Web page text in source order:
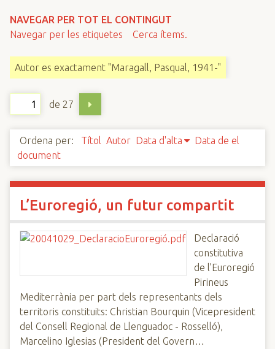
NAVEGAR PER TOT EL CONTINGUT
Navegar per les etiquetes
Cerca ítems.
Autor es exactament "Maragall, Pasqual, 1941-"
de 27
Ordena per: Títol Autor Data d'alta
Data de el
document
L’Euroregió, un futur compartit
Declaració
constitutiva
de l’Euroregió
Pirineus
Mediterrània per part dels representants dels
territoris constituits: Christian Bourquin (Vicepresident
del Consell Regional de Llenguadoc - Rosselló),
Marcelino Iglesias (President del Govern…